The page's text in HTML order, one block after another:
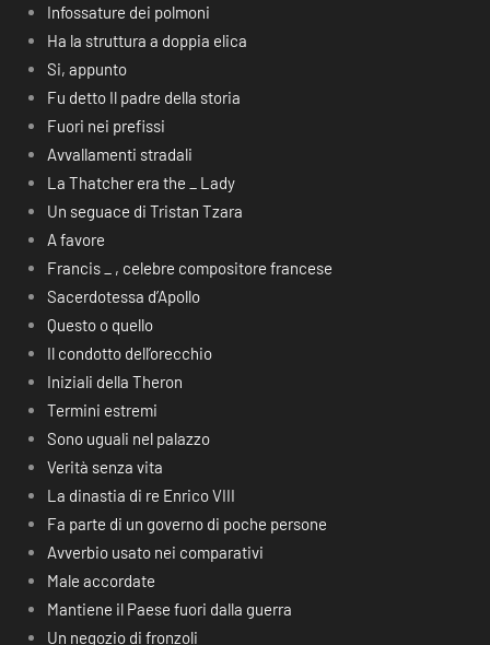
Infossature dei polmoni
Ha la struttura a doppia elica
Si, appunto
Fu detto Il padre della storia
Fuori nei prefissi
Avvallamenti stradali
La Thatcher era the _ Lady
Un seguace di Tristan Tzara
A favore
Francis _ , celebre compositore francese
Sacerdotessa d’Apollo
Questo o quello
Il condotto dell’orecchio
Iniziali della Theron
Termini estremi
Sono uguali nel palazzo
Verità senza vita
La dinastia di re Enrico VIII
Fa parte di un governo di poche persone
Avverbio usato nei comparativi
Male accordate
Mantiene il Paese fuori dalla guerra
Un negozio di fronzoli